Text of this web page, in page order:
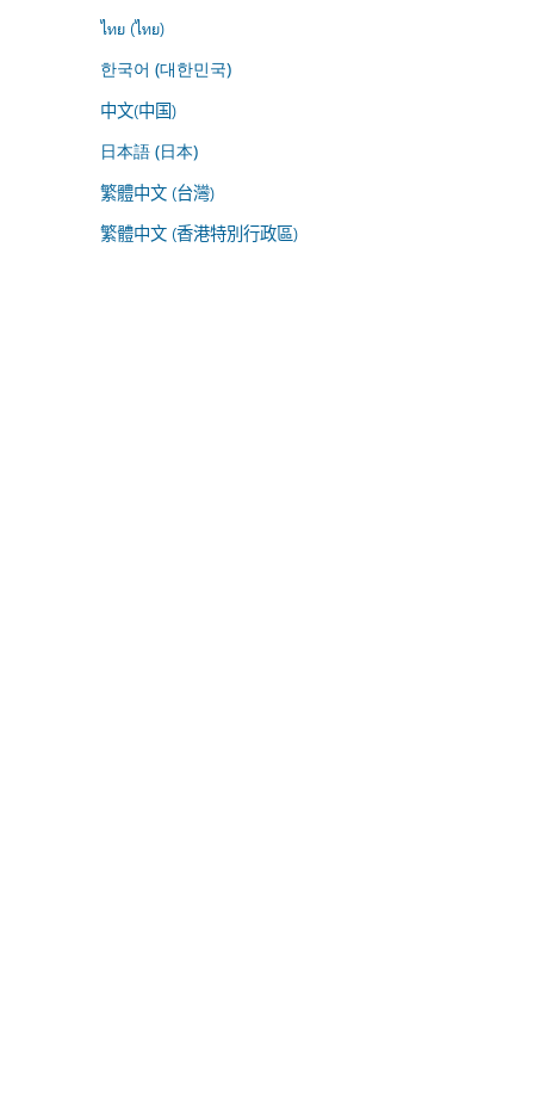
ไทย (ไทย)
한국어 (대한민국)
中文(中国)
日本語 (日本)
繁體中文 (台灣)
繁體中文 (香港特別行政區)